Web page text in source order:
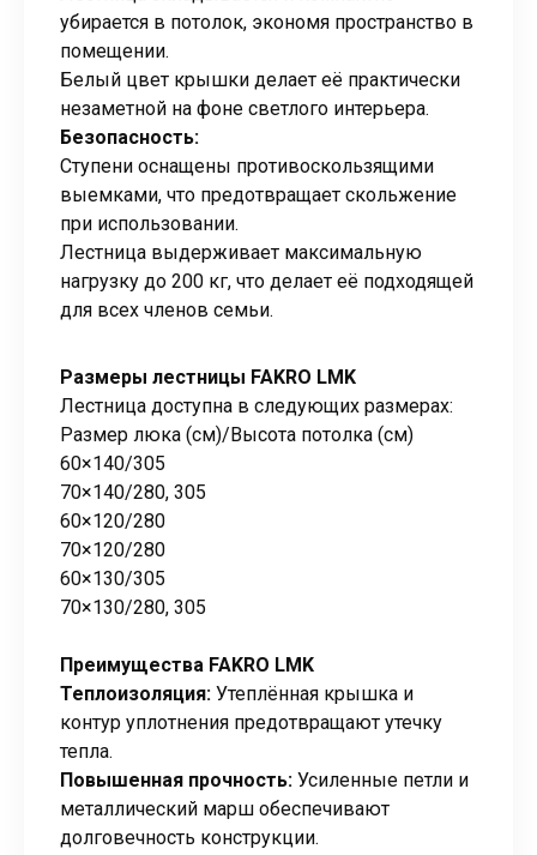
убирается в потолок, экономя пространство в
помещении.
Белый цвет крышки делает её практически
незаметной на фоне светлого интерьера.
Безопасность:
Ступени оснащены противоскользящими
выемками, что предотвращает скольжение
при использовании.
Лестница выдерживает максимальную
нагрузку до 200 кг, что делает её подходящей
для всех членов семьи.
Размеры лестницы FAKRO LMK
Лестница доступна в следующих размерах:
Размер люка (см)/Высота потолка (см)
60×140/305
70×140/280, 305
60×120/280
70×120/280
60×130/305
70×130/280, 305
Преимущества FAKRO LMK
Теплоизоляция: Утеплённая крышка и
контур уплотнения предотвращают утечку
тепла.
Повышенная прочность: Усиленные петли и
металлический марш обеспечивают
долговечность конструкции.